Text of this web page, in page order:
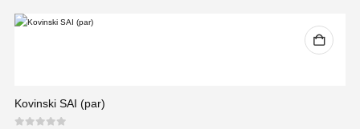
Kovinski SAI (par)